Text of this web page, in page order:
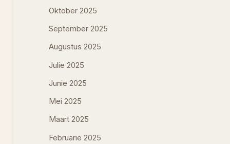
Oktober 2025
September 2025
Augustus 2025
Julie 2025
Junie 2025
Mei 2025
Maart 2025
Februarie 2025